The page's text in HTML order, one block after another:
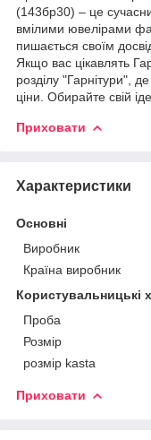
(143бр30) – це
вмілими ювелірами
пишається своїм
Якщо вас цікавлять
розділу "Гарнітури",
ціни. Обирайте свій
Приховати
Характеристики
Основні
Виробник
Країна виробник
Користувальницькі
Проба
Розмір
розмір kasta
Приховати